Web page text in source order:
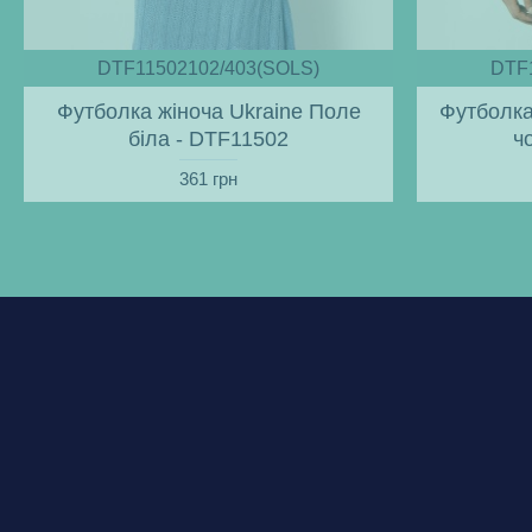
DTF11502102/403(SOLS)
Футболка жіноча Ukraine Поле
біла - DTF11502
361 грн